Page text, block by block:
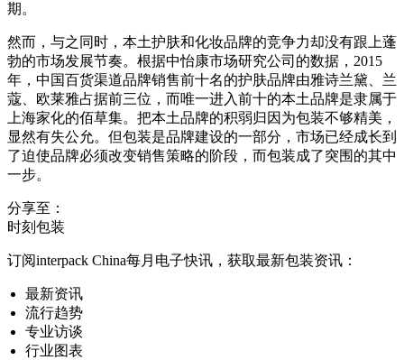
期。
然而，与之同时，本土护肤和化妆品牌的竞争力却没有跟上蓬
勃的市场发展节奏。根据中怡康市场研究公司的数据，2015
年，中国百货渠道品牌销售前十名的护肤品牌由雅诗兰黛、兰
蔻、欧莱雅占据前三位，而唯一进入前十的本土品牌是隶属于
上海家化的佰草集。把本土品牌的积弱归因为包装不够精美，
显然有失公允。但包装是品牌建设的一部分，市场已经成长到
了迫使品牌必须改变销售策略的阶段，而包装成了突围的其中
一步。
分享至：
时刻包装
订阅interpack China每月电子快讯，获取最新包装资讯：
最新资讯
流行趋势
专业访谈
行业图表